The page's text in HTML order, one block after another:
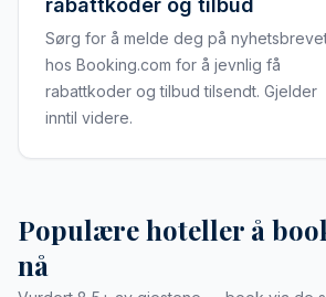
rabattkoder og tilbud
Sørg for å melde deg på
hos Booking.com for å jevnlig få
rabattkoder og tilbud tilsendt. Gjelder
inntil videre.
Populære hoteller å
nå